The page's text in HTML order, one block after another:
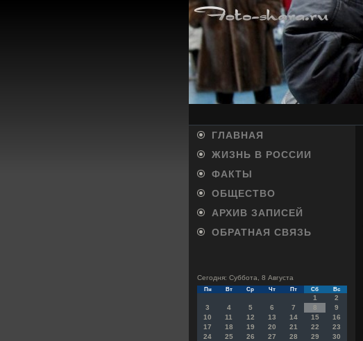
ГЛАВНАЯ
ЖИЗНЬ В РОССИИ
ФАКТЫ
ОБЩЕСТВО
АРХИВ ЗАПИСЕЙ
ОБРАТНАЯ СВЯЗЬ
Сегодня: Суббота, 8 Августа
Пн Вт Ср Чт Пт Сб Вс
1
2
3
4 5 6 7 8
9
10
11 12 13 14 15
16
17
18 19 20 21 22
23
24
25 26 27 28 29
30